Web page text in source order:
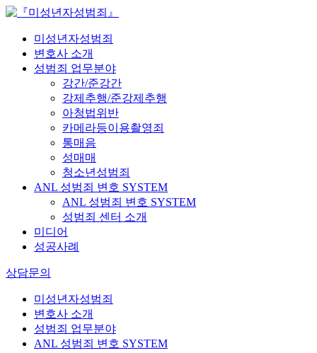
미성년자성범죄
변호사 소개
성범죄 업무분야
강간/준강간
강제추행/준강제추행
아청법위반
카메라등이용촬영죄
통매음
성매매
청소년성범죄
ANL 성범죄 변호 SYSTEM
ANL 성범죄 변호 SYSTEM
성범죄 센터 소개
미디어
성공사례
상담문의
미성년자성범죄
변호사 소개
성범죄 업무분야
ANL 성범죄 변호 SYSTEM